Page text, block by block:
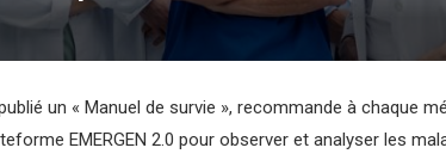
un « Manuel de survie », recommande à chaque
EMERGEN 2.0 pour observer et analyser les